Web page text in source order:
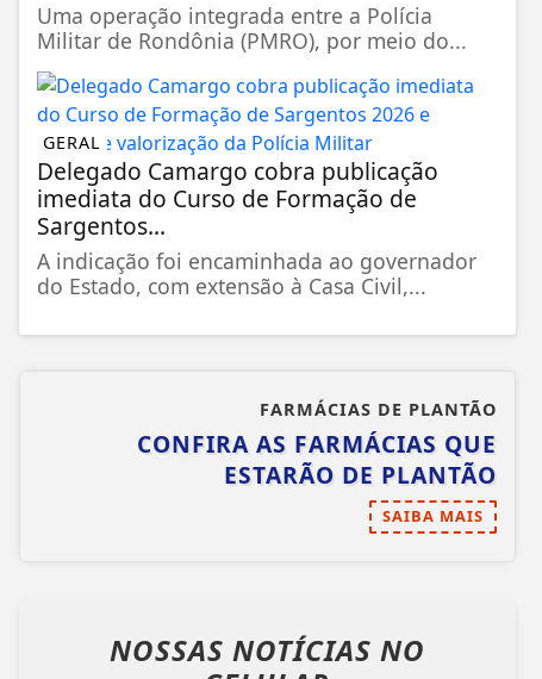
Uma operação integrada entre a Polícia
Militar de Rondônia (PMRO), por meio do...
GERAL
Delegado Camargo cobra publicação
imediata do Curso de Formação de
Sargentos...
A indicação foi encaminhada ao governador
do Estado, com extensão à Casa Civil,...
FARMÁCIAS DE PLANTÃO
CONFIRA AS FARMÁCIAS QUE
ESTARÃO DE PLANTÃO
SAIBA MAIS
NOSSAS NOTÍCIAS NO